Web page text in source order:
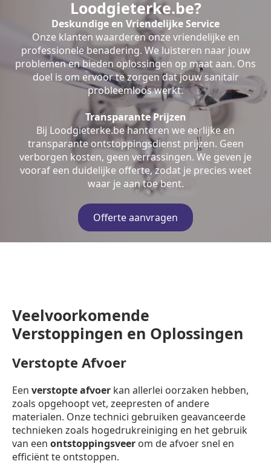
Loodgieterke.be?
Deskundige en Vriendelijke Service
Onze klanten waarderen onze vriendelijke en
professionele benadering. We luisteren naar jouw
problemen en bieden oplossingen op maat aan. Ons
doel is om ervoor te zorgen dat jouw sanitair
probleemloos werkt.
Transparante Prijzen
Bij Loodgieterke.be hanteren we eerlijke en
transparante ontstoppingsdienst prijzen. Geen
verborgen kosten, geen verrassingen. We geven je
vooraf een duidelijke offerte, zodat je precies weet
waar je aan toe bent.
Offerte aanvragen
Veelvoorkomende
Verstoppingen en Oplossingen
Verstopte Afvoer
Een verstopte afvoer kan allerlei oorzaken hebben,
zoals opgehoopt vet, zeepresten of andere
materialen. Onze technici gebruiken geavanceerde
technieken zoals hogedrukreiniging en het gebruik
van een ontstoppingsveer om de afvoer snel en
efficiënt te ontstoppen.